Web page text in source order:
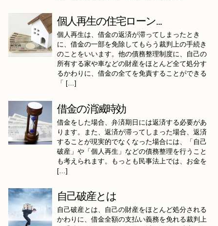
個人再生の住宅ローン...
個人再生は、借金の返済が滞ってしまったとき
に、借金の一部を免除してもらう裁判上の手続き
のことをいいます。他の債務整理制度に、自己の
所有する家や車などの財産をほとんど全て処分す
るかわりに、借金の全てを免責することができる
「 […]
借金の消滅時効
借金をした場合、弁済期日には返済する必要があ
ります。また、返済が滞ってしまった場合、返済
することが現実的でなくなった場合には、「自己
破産」や「個人再生」などの債務整理を行うこと
も考えられます。もっとも民事法上では、お金を
[…]
自己破産とは
自己破産とは、自己の財産をほとんど処分される
かわりに、借金全額の支払い義務を免れる裁判上